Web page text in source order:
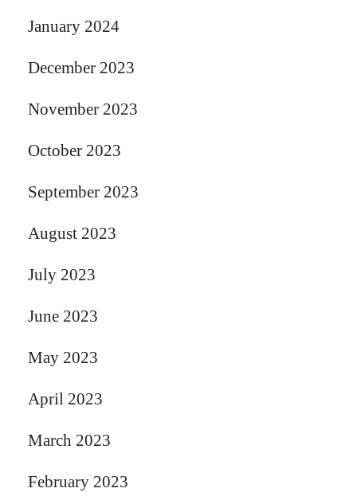
January 2024
December 2023
November 2023
October 2023
September 2023
August 2023
July 2023
June 2023
May 2023
April 2023
March 2023
February 2023